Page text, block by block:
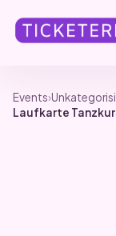
Events›
Laufkarte